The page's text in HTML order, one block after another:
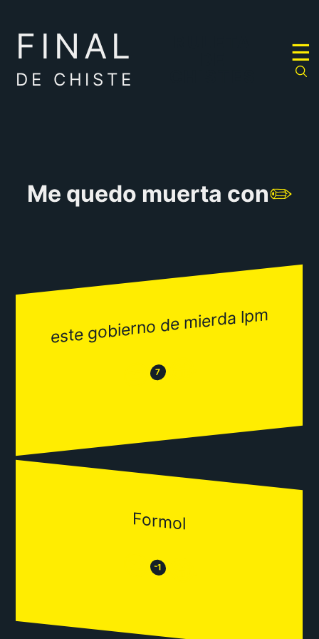
FINAL
DE CHISTE
☰
Me quedo muerta con✏️
este gobierno de mierda lpm
😒 7 😂
Formol
😒 -1 😂